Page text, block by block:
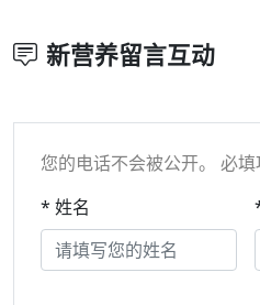
新营养留言互动
您的电话不会被公开。 必
* 姓名